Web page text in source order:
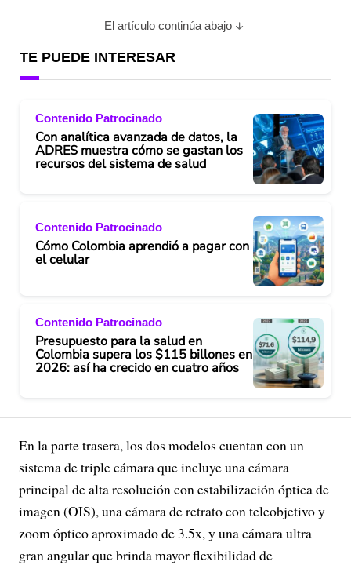
El artículo continúa abajo
TE PUEDE INTERESAR
Contenido Patrocinado
Con analítica avanzada de datos, la
ADRES muestra cómo se gastan los
recursos del sistema de salud
Contenido Patrocinado
Cómo Colombia aprendió a pagar con
el celular
Contenido Patrocinado
Presupuesto para la salud en
Colombia supera los $115 billones en
2026: así ha crecido en cuatro años
En la parte trasera, los dos modelos cuentan con un
sistema de triple cámara que incluye una cámara
principal de alta resolución con estabilización óptica de
imagen (OIS), una cámara de retrato con teleobjetivo y
zoom óptico aproximado de 3.5x, y una cámara ultra
gran angular que brinda mayor flexibilidad de